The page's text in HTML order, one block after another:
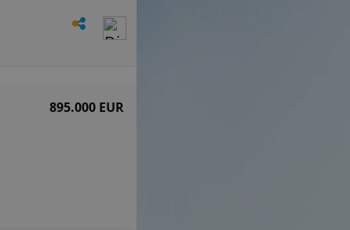
895.000 EUR